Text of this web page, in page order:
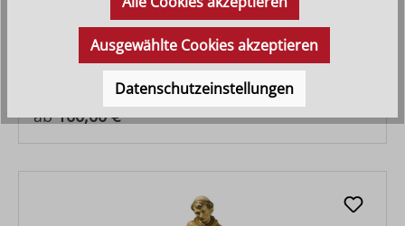
Hl. Ansgar mit Kirche
Regulärer Preis:
ab100,00 €
Ausgewählte Cookies akzeptieren
Datenschutzeinstellungen